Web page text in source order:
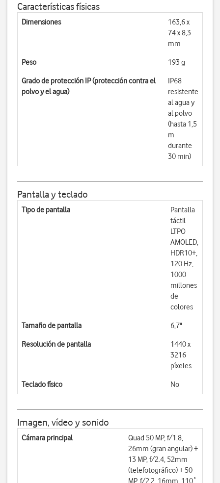
Características físicas
Dimensiones
163,6 x
74 x 8,3
mm
Peso 193 g
Grado de protección IP (protección contra el
polvo y el agua)
IP68
resistente
al agua y
al polvo
(hasta 1,5
m
durante
30 min)
Pantalla y teclado
Tipo de pantalla
Pantalla
táctil
LTPO
AMOLED,
HDR10+,
120 Hz,
1000
millones
de
colores
Tamaño de pantalla 6,7"
Resolución de pantalla
1440 x
3216
píxeles
Teclado físico No
Imagen, vídeo y sonido
Cámara principal
Quad 50 MP, f/1.8,
26mm (gran angular) +
13 MP, f/2.4, 52mm
(telefotográfico) + 50
MP, f/2.2, 16mm, 110˚